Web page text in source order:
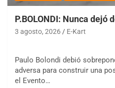
P.BOLONDI: Nunca dejó
3 agosto, 2026 E-Kart
Paulo Bolondi debió
adversa para construir una
el Evento…